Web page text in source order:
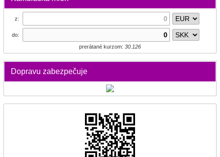
z:
do:
prerátané kurzom: 30.126
Dopravu zabezpečuje